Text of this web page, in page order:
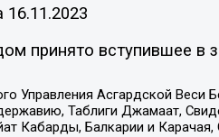
16.11.2023
принято вступившее в
Управления Асгардской Веси
Таблиги Джамаат,
Кабарды, Балкарии и Карачая,